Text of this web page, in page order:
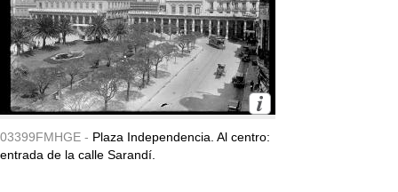
03399FMHGE - Plaza Independencia. Al centro:
entrada de la calle Sarandí.